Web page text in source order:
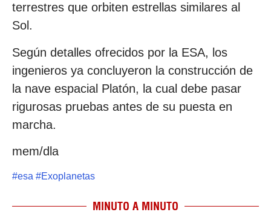
terrestres que orbiten estrellas similares al
Sol.
Según detalles ofrecidos por la ESA, los
ingenieros ya concluyeron la construcción de
la nave espacial Platón, la cual debe pasar
rigurosas pruebas antes de su puesta en
marcha.
mem/dla
#esa #Exoplanetas
MINUTO A MINUTO